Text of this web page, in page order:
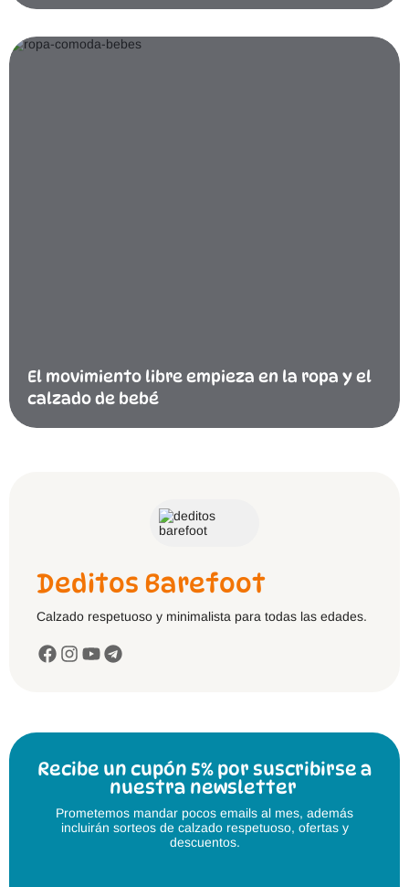
El movimiento libre empieza en la ropa y el
calzado de bebé
Deditos Barefoot
Calzado respetuoso y minimalista para todas las edades.
Recibe un cupón 5% por suscribirse a
nuestra newsletter
Prometemos mandar pocos emails al mes, además
incluirán sorteos de calzado respetuoso, ofertas y
descuentos.